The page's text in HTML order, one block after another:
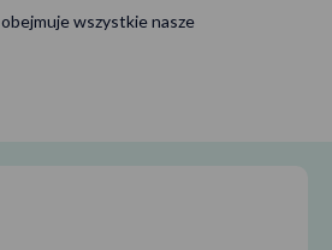
wszystkie nasze